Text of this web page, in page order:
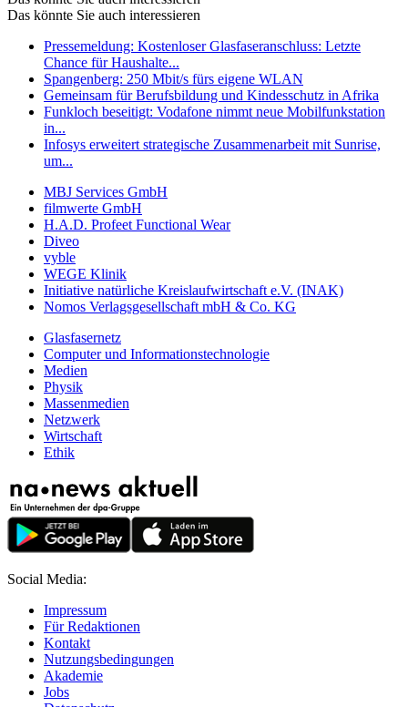
Das könnte Sie auch interessieren
Pressemeldung: Kostenloser Glasfaseranschluss: Letzte
Chance für Haushalte...
Spangenberg: 250 Mbit/s fürs eigene WLAN
Gemeinsam für Berufsbildung und Kindesschutz in Afrika
Funkloch beseitigt: Vodafone nimmt neue Mobilfunkstation
in...
Infosys erweitert strategische Zusammenarbeit mit Sunrise,
um...
MBJ Services GmbH
filmwerte GmbH
H.A.D. Profeet Functional Wear
Diveo
vyble
WEGE Klinik
Initiative natürliche Kreislaufwirtschaft e.V. (INAK)
Nomos Verlagsgesellschaft mbH & Co. KG
Glasfasernetz
Computer und Informationstechnologie
Medien
Physik
Massenmedien
Netzwerk
Wirtschaft
Ethik
Social Media:
Impressum
Für Redaktionen
Kontakt
Nutzungsbedingungen
Akademie
Jobs